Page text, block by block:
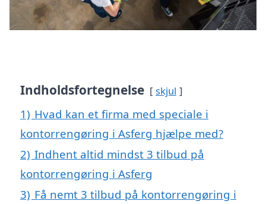
Indholdsfortegnelse skjul
1) Hvad kan et firma med speciale i
kontorrengøring i Asferg hjælpe med?
2) Indhent altid mindst 3 tilbud på
kontorrengøring i Asferg
3) Få nemt 3 tilbud på kontorrengøring i